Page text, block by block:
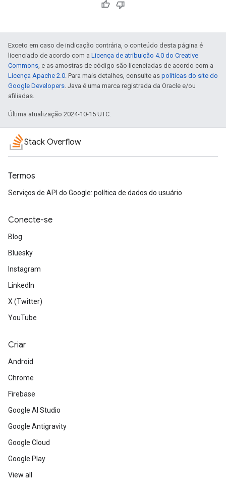
Exceto em caso de indicação contrária, o conteúdo desta página é
licenciado de acordo com a Licença de atribuição 4.0 do Creative
Commons, e as amostras de código são licenciadas de acordo com a
Licença Apache 2.0. Para mais detalhes, consulte as políticas do site do
Google Developers. Java é uma marca registrada da Oracle e/ou
afiliadas.
Última atualização 2024-10-15 UTC.
Stack Overflow
Termos
Serviços de API do Google: política de dados do usuário
Conecte-se
Blog
Bluesky
Instagram
LinkedIn
X (Twitter)
YouTube
Criar
Android
Chrome
Firebase
Google AI Studio
Google Antigravity
Google Cloud
Google Play
View all